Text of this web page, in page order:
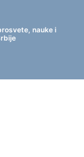
nauke i